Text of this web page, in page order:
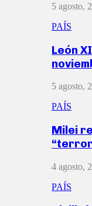
5 agosto,
PAÍS
León
5 agosto,
PAÍS
Milei
4 agosto,
PAÍS